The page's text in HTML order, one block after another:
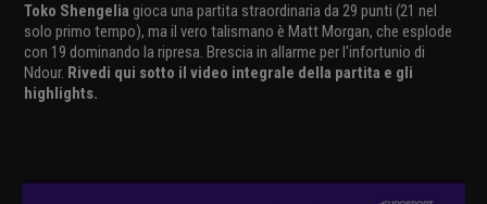
Toko Shengelia gioca una partita straordinaria da 29 punti (21 nel
solo primo tempo), ma il vero talismano è Matt Morgan, che esplode
con 19 dominando la ripresa. Brescia in allarme per l'infortunio di
Ndour. Rivedi qui sotto il video integrale della partita e gli
highlights.